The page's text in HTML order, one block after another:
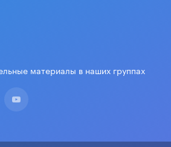
материалы в наших группах